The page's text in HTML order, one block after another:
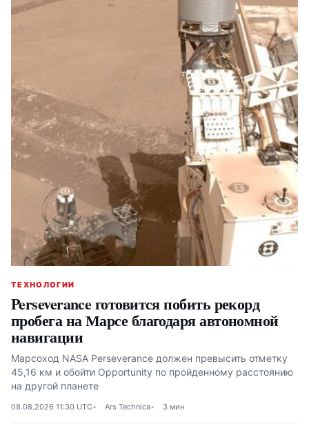
ТЕХНОЛОГИИ
Perseverance готовится побить рекорд
пробега на Марсе благодаря автономной
навигации
Марсоход NASA Perseverance должен превысить отметку
45,16 км и обойти Opportunity по пройденному расстоянию
на другой планете
08.08.2026 11:30 UTC Ars Technica 3 мин